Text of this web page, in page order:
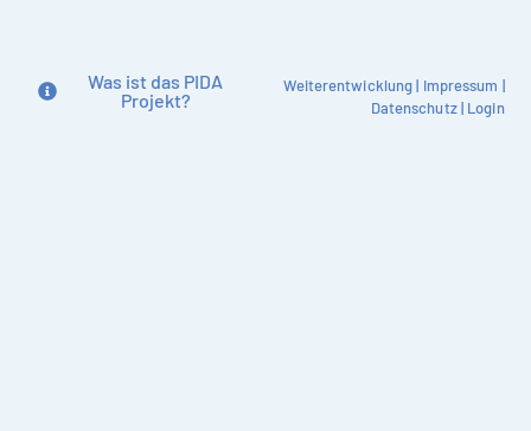
Was ist das PIDA
Projekt?
Weiterentwicklung| Impressum |
Datenschutz| Login